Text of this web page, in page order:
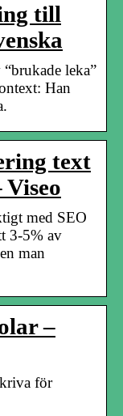
till
leka”
Han
text
med SEO
3-5% av
man
–
för